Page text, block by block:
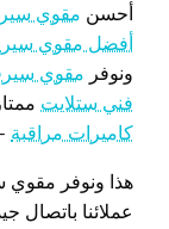
أحسن مقوي
أفضل مقوي
ونوفر مقوي
فني ستلايت
كاميرات مراقبة
هذا ونوفر مقوي
عملائنا باتصال